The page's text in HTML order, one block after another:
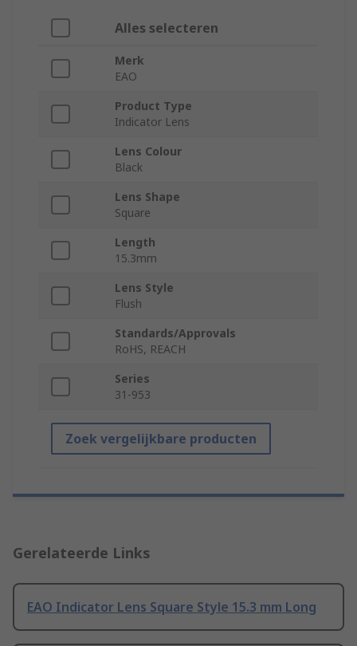
Alles selecteren
Merk
EAO
Product Type
Indicator Lens
Lens Colour
Black
Lens Shape
Square
Length
15.3mm
Lens Style
Flush
Standards/Approvals
RoHS, REACH
Series
31-953
Zoek vergelijkbare producten
Gerelateerde Links
EAO Indicator Lens Square Style 15.3 mm Long